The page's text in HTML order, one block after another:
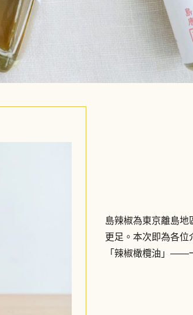
島辣椒為東京離島地
更足。本次即為各
「辣椒橄欖油」――